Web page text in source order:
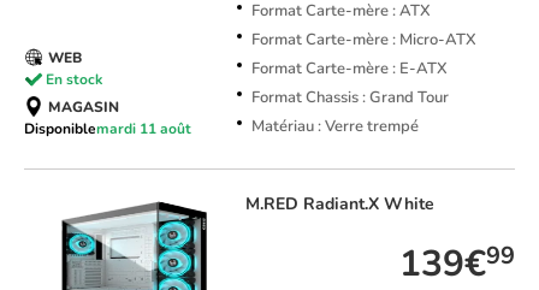
Format Carte-mère : ATX
Format Carte-mère : Micro-ATX
Format Carte-mère : E-ATX
Format Chassis : Grand Tour
Matériau : Verre trempé
WEB
En stock
MAGASIN
Disponiblemardi 11 août
M.RED Radiant.X White
139€99